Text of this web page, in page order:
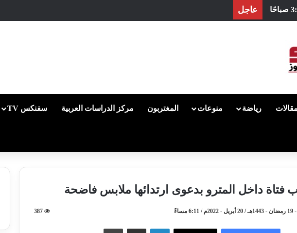
عاجل
مقالات رياضة منوعات المغتربون مركز الدراسات العربية سفنكس TV
داخل المترو بدعوى ارتدائها ملابس فاضحة
387
لينكدإن مشاركة عبر البريد